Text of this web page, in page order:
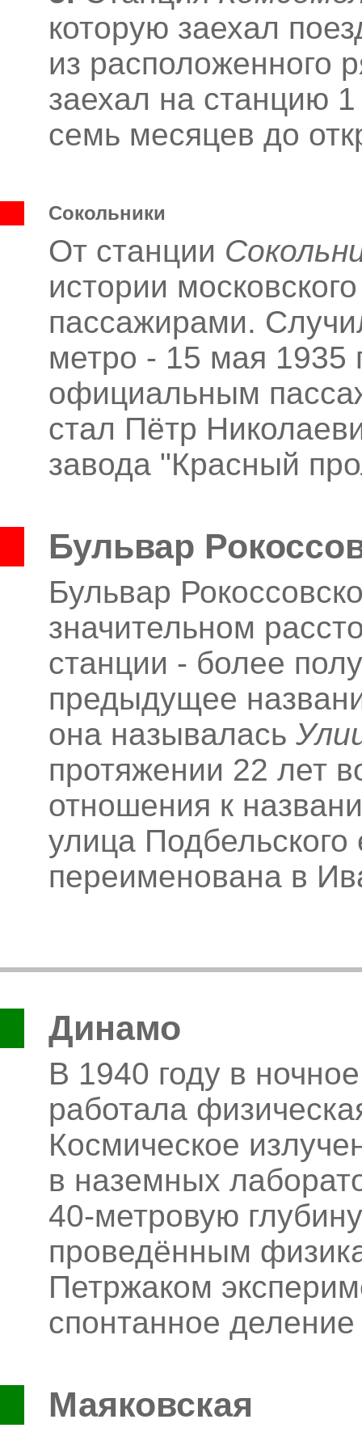
которую заехал
из расположенного
заехал на станцию
семь месяцев до
Сокольники
От станции
истории
пассажирами.
метро - 15 мая 1935
официальным
стал Пётр
завода "Красный
Бульвар
Бульвар
значительном
станции - более
предыдущее
она называлась
протяжении 22 лет
отношения к
улица
переименована в
Динамо
В 1940 году в
работала
Космическое
в наземных
40-метровую
проведённым
Петржаком
спонтанное
Маяковская